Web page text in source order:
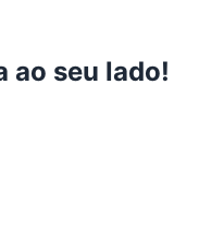
ao seu lado!